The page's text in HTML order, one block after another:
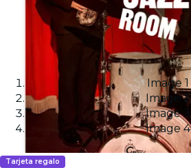
Image 1
Image 2
Image 3
Image 4
Tarjeta regalo